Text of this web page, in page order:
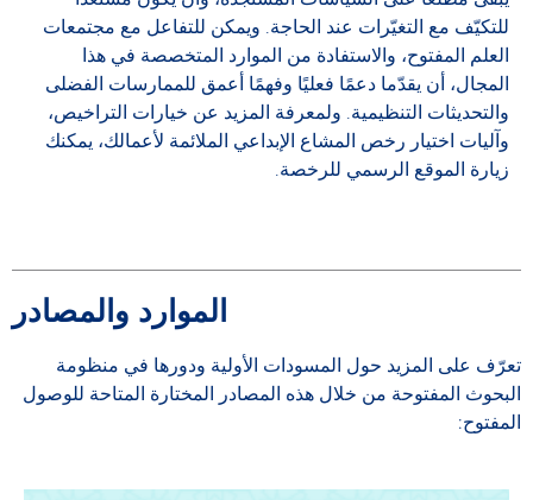
للتكيّف مع التغيّرات عند الحاجة. ويمكن للتفاعل مع مجتمعات
العلم المفتوح، والاستفادة من الموارد المتخصصة في هذا
المجال، أن يقدّما دعمًا فعليًا وفهمًا أعمق للممارسات الفضلى
والتحديثات التنظيمية. ولمعرفة المزيد عن خيارات التراخيص،
وآليات اختيار رخص المشاع الإبداعي الملائمة لأعمالك، يمكنك
زيارة الموقع الرسمي للرخصة.
الموارد والمصادر
تعرّف على المزيد حول المسودات الأولية ودورها في منظومة
البحوث المفتوحة من خلال هذه المصادر المختارة المتاحة للوصول
المفتوح: